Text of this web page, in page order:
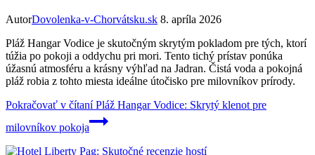
AutorDovolenka-v-Chorvátsku.sk 8. apríla 2026
Pláž Hangar Vodice je skutočným skrytým pokladom pre tých, ktorí
túžia po pokoji a oddychu pri mori. Tento tichý prístav ponúka
úžasnú atmosféru a krásny výhľad na Jadran. Čistá voda a pokojná
pláž robia z tohto miesta ideálne útočisko pre milovníkov prírody.
Pokračovať v čítaníPláž Hangar Vodice: Skrytý klenot pre
milovníkov pokoja